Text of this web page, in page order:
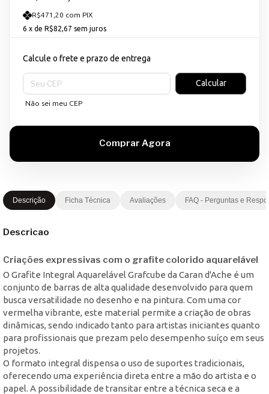
R$471,20 com PIX
6 x de R$82,67 sem juros
Calcule o frete e prazo de entrega
Entregas para o CEP:
Calcular
Não sei meu CEP
Descrição Ficha Técnica Avaliações FAQ - Perguntas e
Descricao
Criações expressivas com o grafite colorido aquarelável
O Grafite Integral Aquarelável Grafcube da Caran d'Ache é um
conjunto de barras de alta qualidade desenvolvido para quem
busca versatilidade no desenho e na pintura. Com uma cor
vermelha vibrante, este material permite a criação de obras
dinâmicas, sendo indicado tanto para artistas iniciantes quanto
para profissionais que prezam pelo desempenho suíço em seus
projetos.
O formato integral dispensa o uso de suportes tradicionais,
oferecendo uma experiência direta entre a mão do artista e o
papel. A possibilidade de transitar entre a técnica seca e a